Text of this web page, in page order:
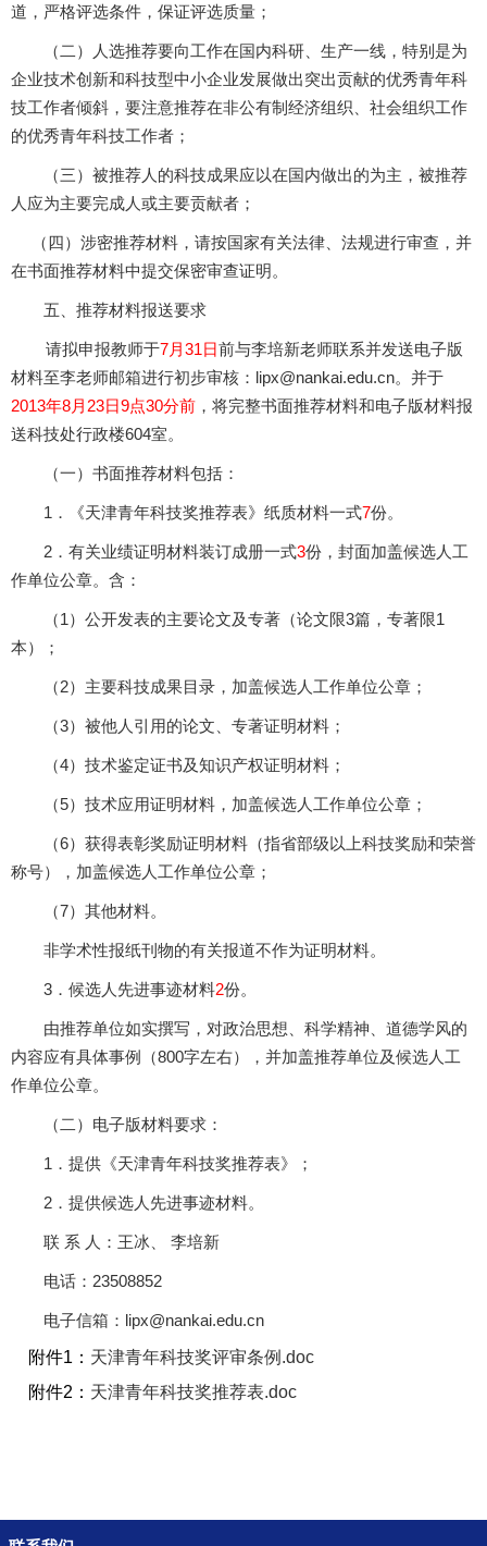
道，严格评选条件，保证评选质量；
（二）人选推荐要向工作在国内科研、生产一线，特别是为
企业技术创新和科技型中小企业发展做出突出贡献的优秀青年科
技工作者倾斜，要注意推荐在非公有制经济组织、社会组织工作
的优秀青年科技工作者；
（三）被推荐人的科技成果应以在国内做出的为主，被推荐
人应为主要完成人或主要贡献者；
（四）涉密推荐材料，请按国家有关法律、法规进行审查，并
在书面推荐材料中提交保密审查证明。
五、推荐材料报送要求
请拟申报教师于7月31日前与李培新老师联系并发送电子版
材料至李老师邮箱进行初步审核： lipx@nankai.edu.cn。并于
2013年8月23日9点30分前 ，将完整书面推荐材料和电子版材料报
送科技处行政楼604室。
（一）书面推荐材料包括：
1．《天津青年科技奖推荐表》纸质材料一式7份。
2．有关业绩证明材料装订成册一式3份，封面加盖候选人工
作单位公章。含：
（1）公开发表的主要论文及专著（论文限3篇，专著限1
本）；
（2）主要科技成果目录，加盖候选人工作单位公章；
（3）被他人引用的论文、专著证明材料；
（4）技术鉴定证书及知识产权证明材料；
（5）技术应用证明材料，加盖候选人工作单位公章；
（6）获得表彰奖励证明材料（指省部级以上科技奖励和荣誉
称号），加盖候选人工作单位公章；
（7）其他材料。
非学术性报纸刊物的有关报道不作为证明材料。
3．候选人先进事迹材料2份。
由推荐单位如实撰写，对政治思想、科学精神、道德学风的
内容应有具体事例（800字左右），并加盖推荐单位及候选人工
作单位公章。
（二）电子版材料要求：
1．提供《天津青年科技奖推荐表》；
2．提供候选人先进事迹材料。
联 系 人：王冰、 李培新
电话：23508852
电子信箱：lipx@nankai.edu.cn
附件1： 天津青年科技奖评审条例.doc
附件2： 天津青年科技奖推荐表.doc